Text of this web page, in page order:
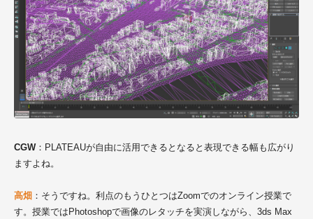
CGW：PLATEAUが自由に活用できるとなると表現できる幅も広がり
ますよね。
高畑 ：そうですね。利点のもうひとつはZoomでのオンライン授業で
す。授業ではPhotoshopで画像のレタッチを実演しながら、3ds Max